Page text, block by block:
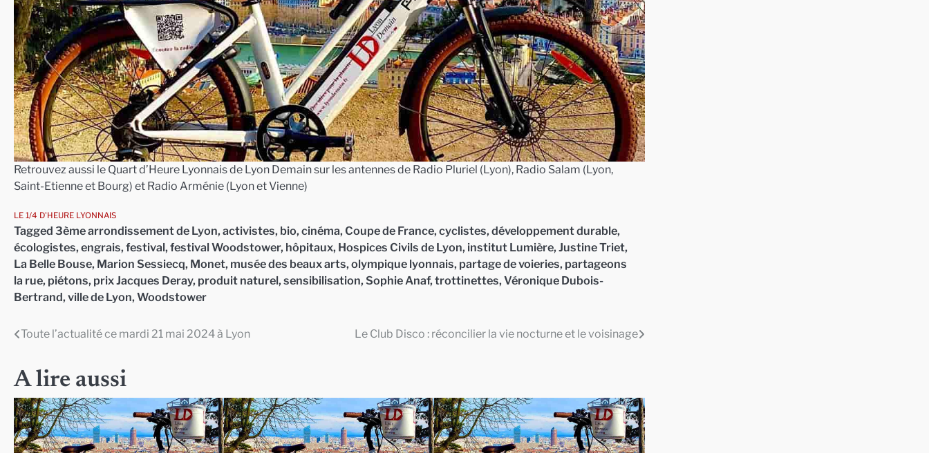
Retrouvez aussi le Quart d’Heure Lyonnais de Lyon Demain sur les antennes de Radio Pluriel (Lyon), Radio Salam (Lyon,
Saint-Etienne et Bourg) et Radio Arménie (Lyon et Vienne)
LE 1/4 D'HEURE LYONNAIS
Tagged 3ème arrondissement de Lyon, activistes, bio, cinéma, Coupe de France, cyclistes, développement durable,
écologistes, engrais, festival, festival Woodstower, hôpitaux, Hospices Civils de Lyon, institut Lumière, Justine Triet,
La Belle Bouse, Marion Sessiecq, Monet, musée des beaux arts, olympique lyonnais, partage de voieries, partageons
la rue, piétons, prix Jacques Deray, produit naturel, sensibilisation, Sophie Anaf, trottinettes, Véronique Dubois-
Bertrand, ville de Lyon, Woodstower
Navigation
l’article
Toute l’actualité ce mardi 21 mai 2024 à Lyon Le Club Disco : réconcilier la vie nocturne et le voisinage
A lire aussi